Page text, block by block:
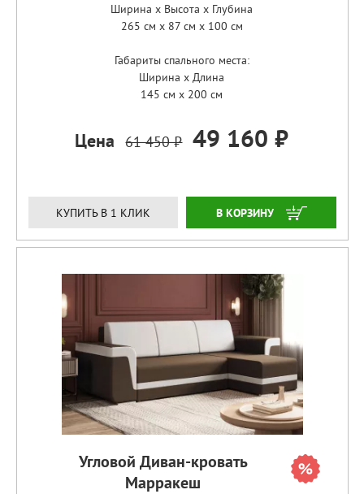
Ширина x Высота x Глубина
265 см x 87 см x 100 см
Габариты спального места:
Ширина x Длина
145 см x 200 см
Цена 61 450 ₽ 49 160 ₽
КУПИТЬ В 1 КЛИК ЗАКАЗАТЬ
Угловой Диван-кровать
Марракеш